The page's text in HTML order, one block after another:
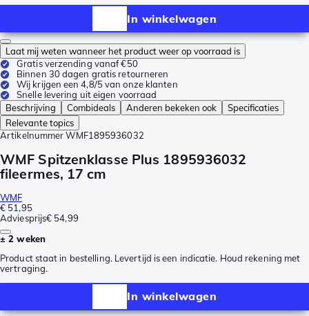
In winkelwagen
Laat mij weten wanneer het product weer op voorraad is
Gratis verzending vanaf €50
Binnen 30 dagen gratis retourneren
Wij krijgen een 4,8/5 van onze klanten
Snelle levering uit eigen voorraad
Beschrijving
Combideals Anderen bekeken ook
Specificaties
Relevante topics
Artikelnummer WMF1895936032
WMF Spitzenklasse Plus 1895936032
fileermes, 17 cm
WMF
€ 51,95
Adviesprijs€ 54,99
± 2 weken
Product staat in bestelling. Levertijd is een indicatie. Houd rekening met
vertraging.
In winkelwagen